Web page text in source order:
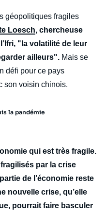
géopolitiques fragiles
Loesch, chercheuse
"la volatilité de leur
ailleurs". Mais se
défi pour ce pays
son voisin chinois.
la pandémie
qui est très fragile.
par la crise
de l’économie reste
nouvelle crise, qu’elle
pourrait faire basculer